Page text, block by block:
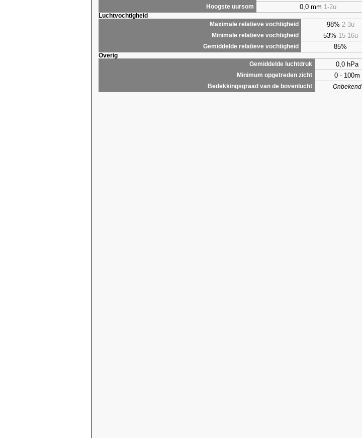
Hoogste uursom 0,0 mm 1-2u
Luchtvochtigheid
Maximale relatieve vochtigheid
98% 2-3u
Minimale relatieve vochtigheid 53% 15-16u
Gemiddelde relatieve vochtigheid 85%
Overig
Gemiddelde luchtdruk
0,0 hPa
Minimum opgetreden zicht 0 - 100m
Bedekkingsgraad van de bovenlucht Onbekend